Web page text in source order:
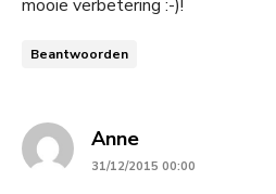
mooie verbetering :-)!
Beantwoorden
Annesays:
31/12/2015 00:00